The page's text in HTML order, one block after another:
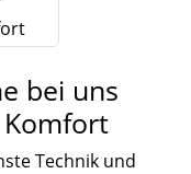
bei uns
Technik und